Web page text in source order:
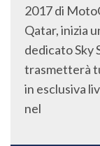
2017 di
Qatar, inizia
dedicato Sky
trasmetterà
in esclusiva
nel